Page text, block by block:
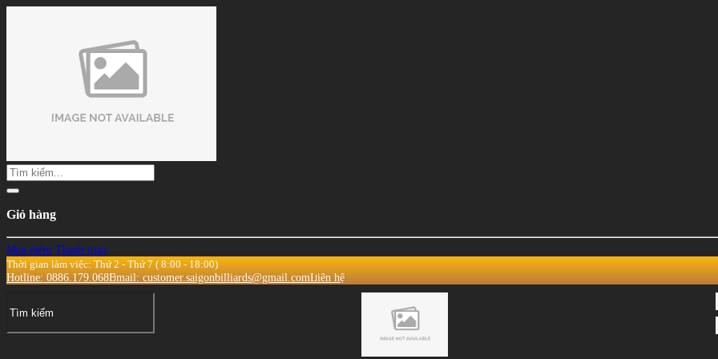
Giỏ hàng
Mua thêm Thanh toán
Thời gian làm việc: Thứ 2 - Thứ 7 ( 8:00 - 18:00)
Hotline: 0886.179.068Email: customer.saigonbilliards@gmail.comLiên hệ